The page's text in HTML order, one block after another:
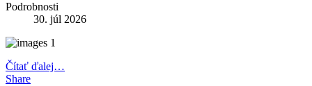
Podrobnosti
30. júl 2026
Čítať ďalej…
Share